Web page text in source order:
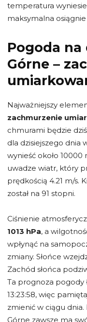
temperatura
maksymalna
Pogoda na
Górne –
Najważniejszy
zachmurzenie
chmurami będzie
dla dzisiejszego dnia
wynieść około
uwadze wiatr, który
prędkością 4.21 m/s.
został na 91 stopni.
Ciśnienie
1013 hPa, a
wpłynąć na
zmiany. Słońce
Zachód słońca
Ta prognoza pogody
13:23:58, więc
zmienić w ciągu
Górne zawsze ma